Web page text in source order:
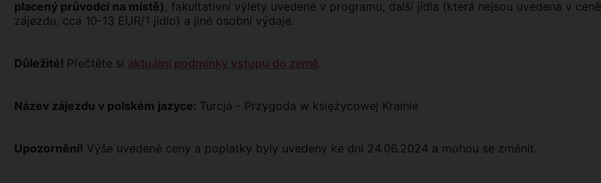
placený průvodci na místě) , fakultativní výlety uvedené v programu, další jídla (která nejsou uvedena v ceně
zájezdu, cca 10-13 EUR/1 jídlo) a jiné osobní výdaje.
Důležité! Přečtěte si aktuální podmínky vstupu do země.
Název zájezdu v polském jazyce: Turcja - Przygoda w księżycowej Krainie
Upozornění! Výše uvedené ceny a poplatky byly uvedeny ke dni 24.06.2024 a mohou se změnit.